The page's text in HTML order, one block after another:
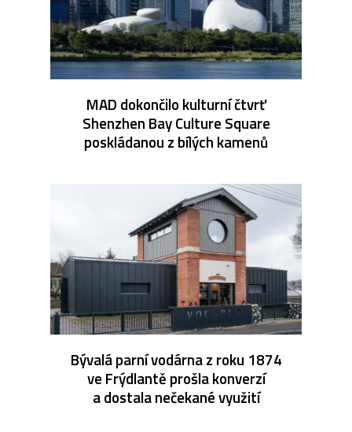
MAD dokončilo kulturní čtvrť
Shenzhen Bay Culture Square
poskládanou z bílých kamenů
Bývalá parní vodárna z roku 1874
ve Frýdlantě prošla konverzí
a dostala nečekané využití